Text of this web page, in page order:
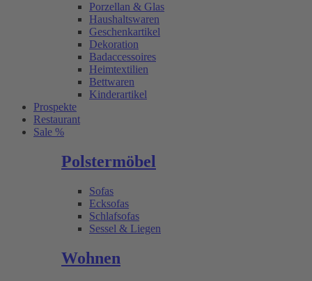
Porzellan & Glas
Haushaltswaren
Geschenkartikel
Dekoration
Badaccessoires
Heimtextilien
Bettwaren
Kinderartikel
Prospekte
Restaurant
Sale %
Polstermöbel
Sofas
Ecksofas
Schlafsofas
Sessel & Liegen
Wohnen